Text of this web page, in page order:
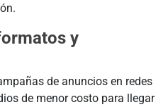
y
de anuncios en redes
de menor costo para llegar